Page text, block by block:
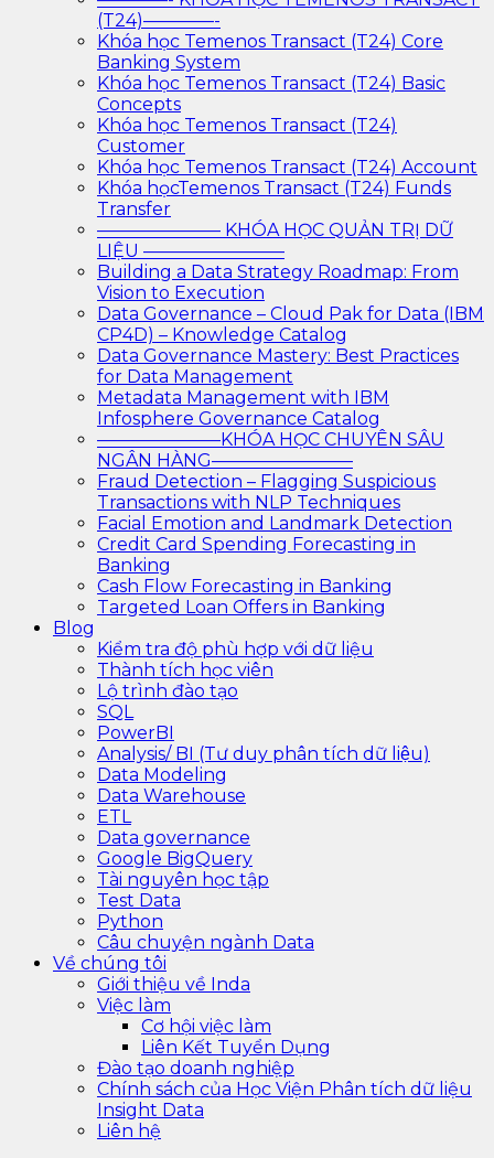
(T24)————-
Khóa học Temenos Transact (T24) Core
Banking System
Khóa học Temenos Transact (T24) Basic
Concepts
Khóa học Temenos Transact (T24)
Customer
Khóa học Temenos Transact (T24) Account
Khóa họcTemenos Transact (T24) Funds
Transfer
——————— KHÓA HỌC QUẢN TRỊ DỮ
LIỆU ————————
Building a Data Strategy Roadmap: From
Vision to Execution
Data Governance – Cloud Pak for Data (IBM
CP4D) – Knowledge Catalog
Data Governance Mastery: Best Practices
for Data Management
Metadata Management with IBM
Infosphere Governance Catalog
———————KHÓA HỌC CHUYÊN SÂU
NGÂN HÀNG————————
Fraud Detection – Flagging Suspicious
Transactions with NLP Techniques
Facial Emotion and Landmark Detection
Credit Card Spending Forecasting in
Banking
Cash Flow Forecasting in Banking
Targeted Loan Offers in Banking
Blog
Kiểm tra độ phù hợp với dữ liệu
Thành tích học viên
Lộ trình đào tạo
SQL
PowerBI
Analysis/ BI (Tư duy phân tích dữ liệu)
Data Modeling
Data Warehouse
ETL
Data governance
Google BigQuery
Tài nguyên học tập
Test Data
Python
Câu chuyện ngành Data
Về chúng tôi
Giới thiệu về Inda
Việc làm
Cơ hội việc làm
Liên Kết Tuyển Dụng
Đào tạo doanh nghiệp
Chính sách của Học Viện Phân tích dữ liệu
Insight Data
Liên hệ